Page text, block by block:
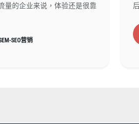
量的企业来说，体验还是很靠
SEO营销